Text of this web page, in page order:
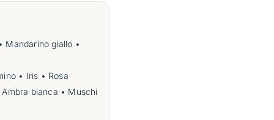
Mandarino giallo •
• Iris • Rosa
bianca • Muschi